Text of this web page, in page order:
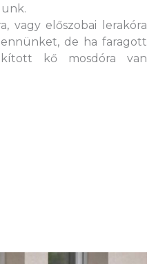
vagy előszobai lerakóra
de ha faragott
kő mosdóra van